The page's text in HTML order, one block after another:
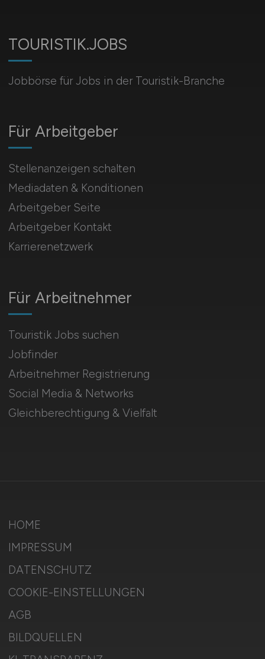
TOURISTIK.JOBS
Jobbörse für Jobs in der Touristik-Branche
Für Arbeitnehmer
Touristik Jobs suchen
Jobfinder
Arbeitnehmer Registrierung
Social Media & Networks
Gleichberechtigung & Vielfalt
Für Arbeitgeber
Stellenanzeigen schalten
Mediadaten & Konditionen
Arbeitgeber Seite
Arbeitgeber Kontakt
Karrierenetzwerk
HOME
IMPRESSUM
DATENSCHUTZ
COOKIE-EINSTELLUNGEN
AGB
BILDQUELLEN